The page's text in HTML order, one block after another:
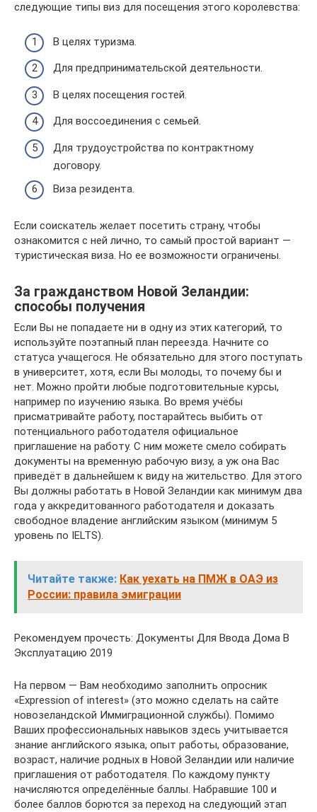
следующие типы виз для посещения этого королевства:
В целях туризма.
Для предпринимательской деятельности.
В целях посещения гостей.
Для воссоединения с семьей.
Для трудоустройства по контрактному
договору.
Виза резидента.
Если соискатель желает посетить страну, чтобы
ознакомится с ней лично, то самый простой вариант —
туристическая виза. Но ее возможности ограничены.
За гражданством Новой Зеландии:
способы получения
Если Вы не попадаете ни в одну из этих категорий, то
используйте поэтапный план переезда. Начните со
статуса учащегося. Не обязательно для этого поступать
в университет, хотя, если Вы молоды, то почему бы и
нет. Можно пройти любые подготовительные курсы,
например по изучению языка. Во время учёбы
присматривайте работу, постарайтесь выбить от
потенциального работодателя официальное
приглашение на работу. С ним можете смело собирать
документы на временную рабочую визу, а уж она Вас
приведёт в дальнейшем к виду на жительство. Для этого
Вы должны работать в Новой Зеландии как минимум два
года у аккредитованного работодателя и доказать
свободное владение английским языком (минимум 5
уровень по IELTS).
Читайте также: Как уехать на ПМЖ в ОАЭ из
России: правила эмиграции
Рекомендуем прочесть: Документы Для Ввода Дома В
Эксплуатацию 2019
На первом — Вам необходимо заполнить опросник
«Expression of interest» (это можно сделать на сайте
новозеландской Иммиграционной службы). Помимо
Ваших профессиональных навыков здесь учитывается
знание английского языка, опыт работы, образование,
возраст, наличие родных в Новой Зеландии или наличие
приглашения от работодателя. По каждому пункту
начисляются определённые баллы. Набравшие 100 и
более баллов борются за переход на следующий этап